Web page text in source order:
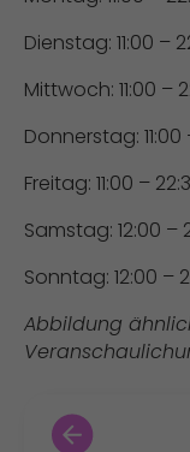
Dienstag: 11:00 –
Mittwoch: 11:00 –
Donnerstag: 11:00
Freitag: 11:00 –
Samstag: 12:00 –
Sonntag: 12:00 –
Abbildung